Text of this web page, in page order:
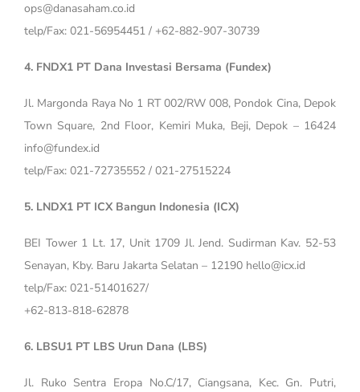
ops@danasaham.co.id
telp/Fax: 021-56954451 / +62-882-907-30739
4. FNDX1 PT Dana Investasi Bersama (Fundex)
Jl. Margonda Raya No 1 RT 002/RW 008, Pondok Cina, Depok
Town Square, 2nd Floor, Kemiri Muka, Beji, Depok – 16424
info@fundex.id
telp/Fax: 021-72735552 / 021-27515224
5. LNDX1 PT ICX Bangun Indonesia (ICX)
BEI Tower 1 Lt. 17, Unit 1709 Jl. Jend. Sudirman Kav. 52-53
Senayan, Kby. Baru Jakarta Selatan – 12190 hello@icx.id
telp/Fax: 021-51401627/
+62-813-818-62878
6. LBSU1 PT LBS Urun Dana (LBS)
Jl. Ruko Sentra Eropa No.C/17, Ciangsana, Kec. Gn. Putri,